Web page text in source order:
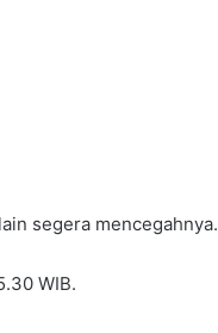
segera mencegahnya.
WIB.